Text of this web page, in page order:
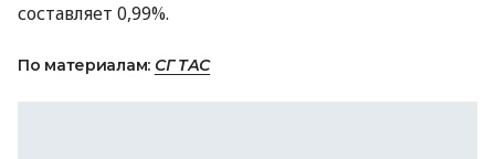
составляет 0,99%.
По материалам: СГ ТАС